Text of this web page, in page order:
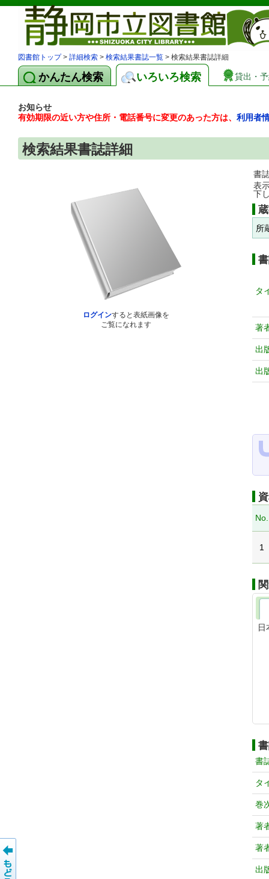
図書館トップ> 詳細検索 > 検索結果書誌一覧 > 検索結果書誌詳細
かんたん検索 いろいろ検索 貸出・
お知らせ
有効期限の近い方や住所・電話番号に変更のあった方は、 利用者
検索結果書誌詳細
ログインすると表紙画像を
ご覧になれます
書
表
下
所
タ
著
出
出
No.
1
日
書
タ
巻
著
著
出